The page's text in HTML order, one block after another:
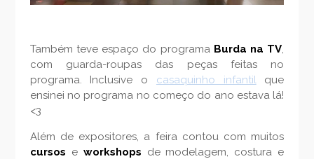
Também teve espaço do programa Burda na TV,
com guarda-roupas das peças feitas no
programa. Inclusive o casaquinho infantilque
ensinei no programa no começo do ano estava lá!
<3
Além de expositores, a feira contou com muitos
cursos e workshops de modelagem, costura e